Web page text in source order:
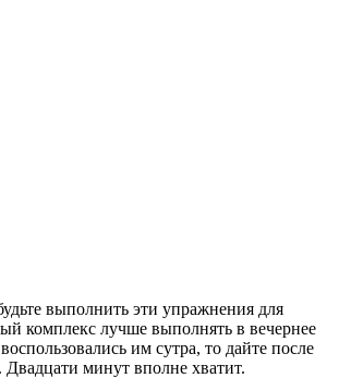
выполнить эти упражнения для
комплекс лучше выполнять в вечернее
им сутра, то дайте после
Двадцати минут вполне хватит.